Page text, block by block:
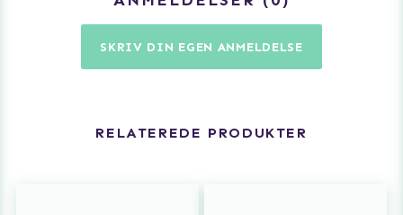
SKRIV DIN EGEN ANMELDELSE
RELATEREDE PRODUKTER